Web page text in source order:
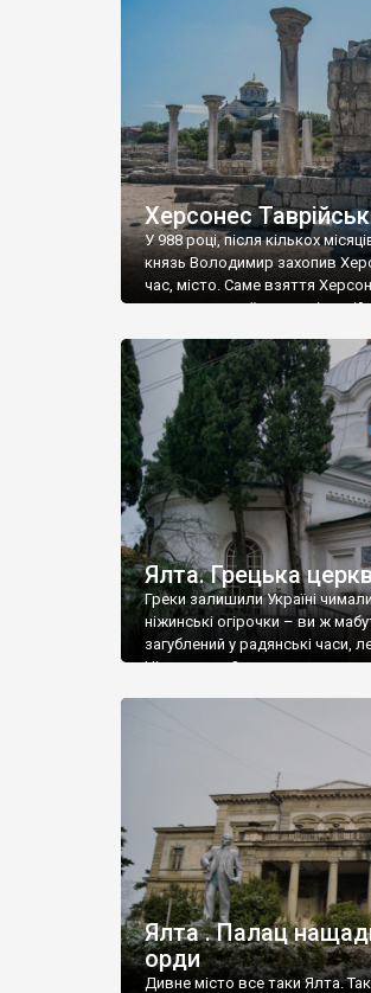
візантійської доби. Раритети
культурної спадщини ЮНЕСКО
Офіційно – на виставку
влада в Україні вважають це
Херсонес
У 988 році, після кількох
князь Володимир захопив
час, місто. Саме взяття
диктувати свої умови
Херсонесі Володимир-
християнином. А потім було
Херсонесу Таврійського
Ялта. Грецька
Греки залишили Україні
ніжинські огірочки – ви ж
загублений у радянські часи,
Ніжин греки?
Ялта . Палац
орди
Дивне місто все таки Ялта.